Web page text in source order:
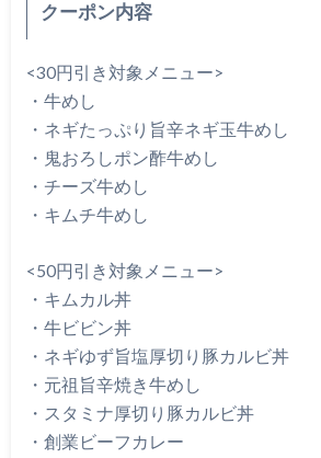
クーポン内容
<30円引き対象メニュー>
・牛めし
・ネギたっぷり旨辛ネギ玉牛めし
・鬼おろしポン酢牛めし
・チーズ牛めし
・キムチ牛めし
<50円引き対象メニュー>
・キムカル丼
・牛ビビン丼
・ネギゆず旨塩厚切り豚カルビ丼
・元祖旨辛焼き牛めし
・スタミナ厚切り豚カルビ丼
・創業ビーフカレー